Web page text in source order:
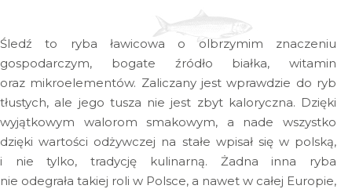
Śledź to ryba ławicowa o olbrzymim znaczeniu
gospodarczym, bogate źródło białka, witamin
oraz mikroelementów. Zaliczany jest wprawdzie do ryb
tłustych, ale jego tusza nie jest zbyt kaloryczna. Dzięki
wyjątkowym walorom smakowym, a nade wszystko
dzięki wartości odżywczej na stałe wpisał się w polską,
i nie tylko, tradycję kulinarną. Żadna inna ryba
nie odegrała takiej roli w Polsce, a nawet w całej Europie,